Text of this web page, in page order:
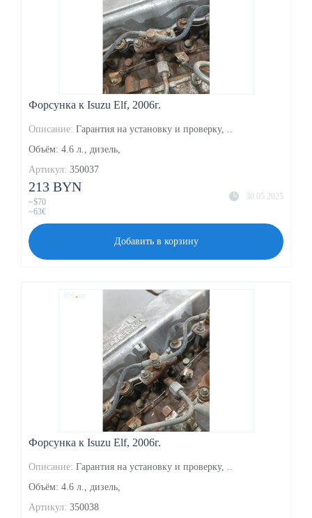
Форсунка к Isuzu Elf, 2006г.
Описание: Гарантия на установку и проверку, ..
Объём: 4.6 л., дизель,
Артикул: 350037
30.05.2025
213 BYN
~$70
~63€
Добавить в корзину
Форсунка к Isuzu Elf, 2006г.
Описание: Гарантия на установку и проверку, ..
Объём: 4.6 л., дизель,
Артикул: 350038